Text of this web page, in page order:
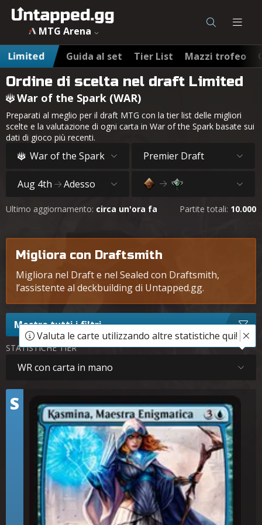
MTG Arena
Limited
Guida al set Tier List Mazzi trofeo
Ordine di scelta nel draft Limited
War of the Spark (WAR)
Preparati al meglio per il draft MTG con la tier list delle migliori
scelte e la valutazione di ogni carta in War of the Spark basate sui
dati di gioco più recenti.
War of the Spark Premier Draft
Aug 4th Adesso
Ultimo aggiornamento: circa un'ora fa Partite totali: 10.000
Migliora con Draftsmith
Migliora nel Draft e nel Sealed con Draftsmith,
l’assistente al deckbuilding di Untapped.gg.
Mostra tutti i filtri
STATISTICHE TIER
WR con carta in mano
Valuta le carte utilizzando altre statistiche qui!
Tier
S Kasmina, Maestra Enigmatica